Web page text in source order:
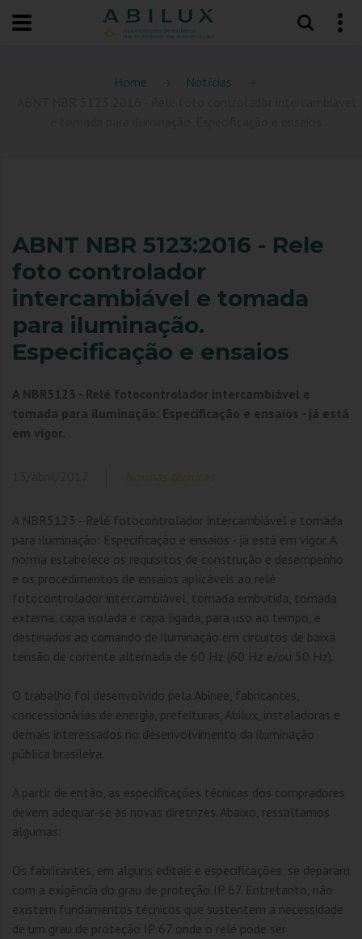
Home
Notícias
ABNT NBR 5123:2016 - Rele
foto controlador
intercambiável e tomada
para iluminação.
Especificação e ensaios
A NBR5123 - Relé fotocontrolador intercambiável e
tomada para iluminação: Especificação e ensaios - já está
em vigor.
Normas técnicas
A NBR5123 - Relé fotocontrolador intercambiável e tomada
para iluminação: Especificação e ensaios - já está em vigor. A
norma estabelece os requisitos de construção e desempenho
e os procedimentos de ensaios aplicáveis ao relé
fotocontrolador intercambiável, tomada embutida, tomada
externa, capa isolada e capa ligada, para uso ao tempo, e
destinados ao comando de iluminação em circuitos de baixa
tensão de corrente alternada de 60 Hz (60 Hz e/ou 50 Hz).
O trabalho foi desenvolvido pela Abinee, fabricantes,
concessionárias de energia, prefeituras, Abilux, instaladoras e
demais interessados no desenvolvimento da iluminação
pública brasileira.
A partir de então, as especificações técnicas dos compradores
devem adequar-se às novas diretrizes. Abaixo, ressaltamos
algumas:
Os fabricantes, em alguns editais e especificações, se deparam
com a exigência do grau de proteção IP 67. Entretanto, não
existem fundamentos técnicos que sustentem a necessidade
de um grau de proteção IP 67 onde o relé pode ser